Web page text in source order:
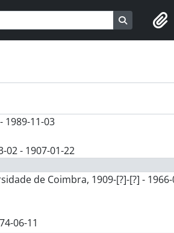
Busque
1989-11-03
02 - 1907-01-22
de Coimbra, 1909-[?]-[?] - 1966-
06-11